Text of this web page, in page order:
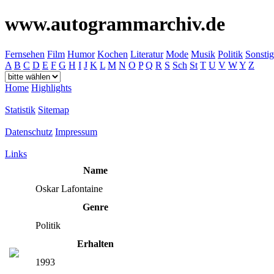
www.autogrammarchiv.de
Fernsehen Film Humor Kochen Literatur Mode Musik Politik
A B C D E F G H I J K L M N O P Q R S Sch St T U V WY Z
Home Highlights
Statistik Sitemap
Datenschutz Impressum
Links
Name
Oskar Lafontaine
Genre
Politik
Erhalten
1993